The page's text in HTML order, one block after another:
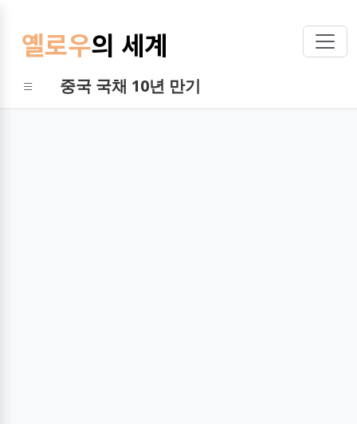
옐로우의 세계
중국 국채 10년 만기